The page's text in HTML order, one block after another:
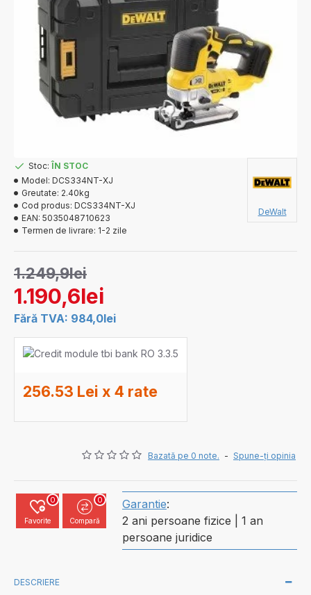
Bazată pe 0 note. - Spune-ţi opinia
1.190,6lei
1.249,9lei
Fără TVA: 984,0lei
Stoc: ÎN STOC
Model: DCS334NT-XJ
Greutate: 2.40kg
Cod produs: DCS334NT-XJ
EAN: 5035048710623
Termen de livrare: 1-2 zile
DeWalt
256.53 Lei x 4 rate
Favorite
0
Compară
0 Garantie:
2 ani persoane fizice | 1 an
persoane juridice
DESCRIERE